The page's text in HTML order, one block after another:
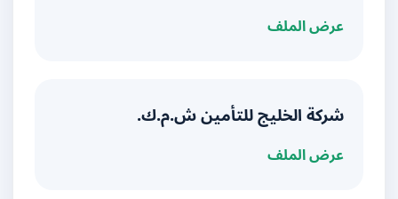
عرض الملف
شركة الخليج للتأمين ش.م.ك.
عرض الملف